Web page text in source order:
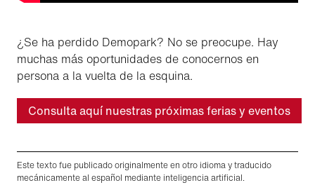
¿Se ha perdido Demopark? No se preocupe. Hay
muchas más oportunidades de conocernos en
persona a la vuelta de la esquina.
Consulta aquí nuestras próximas ferias y eventos
Este texto fue publicado originalmente en otro idioma y traducido
mecánicamente al español mediante inteligencia artificial.